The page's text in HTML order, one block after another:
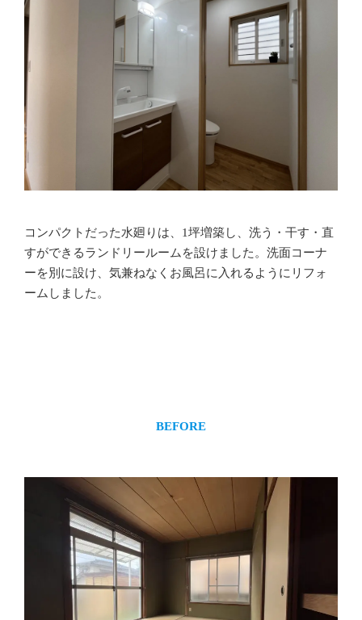
コンパクトだった水廻りは、1坪増築し、洗う・干す・直
すができるランドリールームを設けました。洗面コーナ
ーを別に設け、気兼ねなくお風呂に入れるようにリフォ
ームしました。
BEFORE